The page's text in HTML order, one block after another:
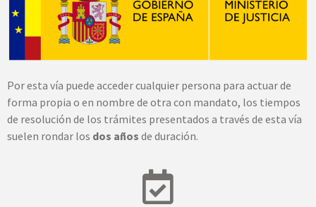
Por esta vía puede acceder cualquier persona para actuar de
forma propia o en nombre de otra con mandato, los tiempos
de resolución de los trámites presentados a través de esta vía
suelen rondar los dos años de duración.